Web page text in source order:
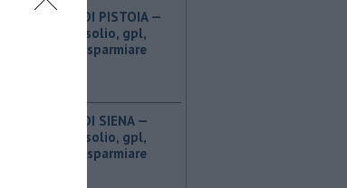
PROVINCIA DI PISTOIA — ​
Benzina, gasolio, gpl,
ecco dove risparmiare
PROVINCIA DI SIENA — ​
Benzina, gasolio, gpl,
ecco dove risparmiare